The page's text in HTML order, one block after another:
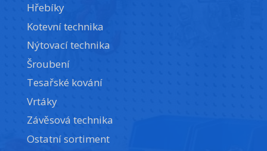
Hřebíky
Kotevní technika
Nýtovací technika
Šroubení
Tesařské kování
Vrtáky
Závěsová technika
Ostatní sortiment